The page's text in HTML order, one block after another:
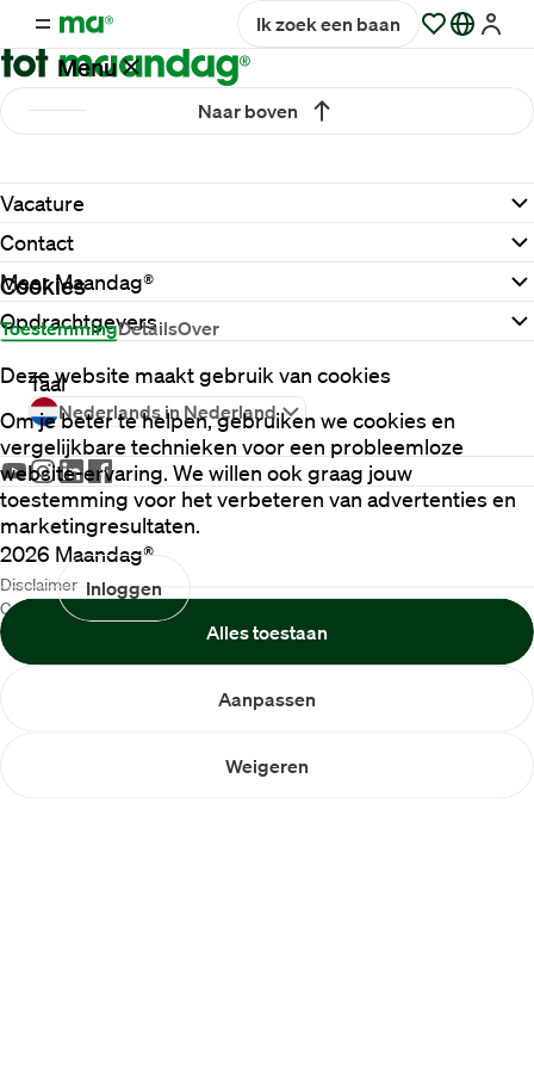
Menu
Werken
bij
Maandag®
Opdrachtgevers
Hulp
en
service
Inloggen
Ik zoek een baan
Cookies
ToestemmingDetailsOver
Deze website maakt gebruik van cookies
Om je beter te helpen, gebruiken we cookies en
vergelijkbare technieken voor een probleemloze
website-ervaring. We willen ook graag jouw
toestemming voor het verbeteren van advertenties en
marketingresultaten.
Weigeren
Aanpassen
Alles toestaan
Naar boven
Vacature
Contact
Meer Maandag®
Opdrachtgevers
Taal
Nederlands in Nederland
2026 Maandag®
Disclaimer
Cookiebeleid
Privacybeleid